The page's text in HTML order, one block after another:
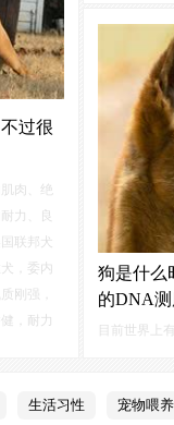
不为过。但
验，来分享
族是一种十
过很
肉、绝
力、良
联邦犬
，委内
刚强，
，耐力
狗是什么
的DNA
目前世界上
在改造狗的
生活习性 宠物喂养